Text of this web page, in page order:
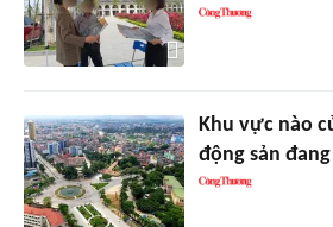
Khu vực nào
động sản